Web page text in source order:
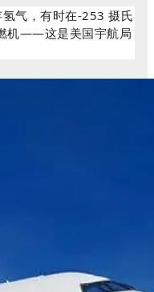
气，有时在-253 摄氏
机——这是美国宇航局